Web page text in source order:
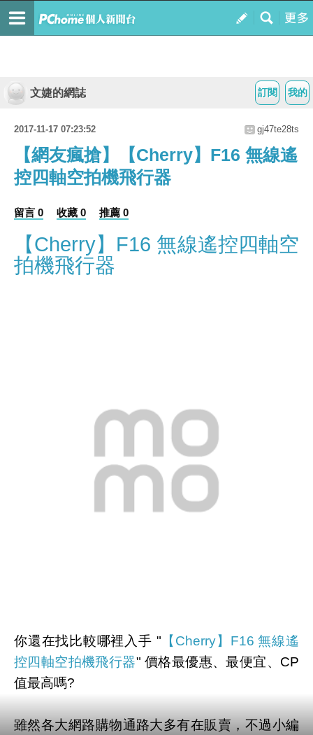
我的
訂閱
文婕的網誌
2017-11-17 07:23:52 gj47te28ts
【網友瘋搶】【Cherry】F16 無線遙
控四軸空拍機飛行器
留言 0 收藏 0 推薦 0
【Cherry】F16 無線遙控四軸空
拍機飛行器
你還在找比較哪裡入手 " 【Cherry】F16 無線遙
控四軸空拍機飛行器" 價格最優惠、最便宜、CP
值最高嗎?
雖然各大網路購物通路大多有在販賣，不過小編